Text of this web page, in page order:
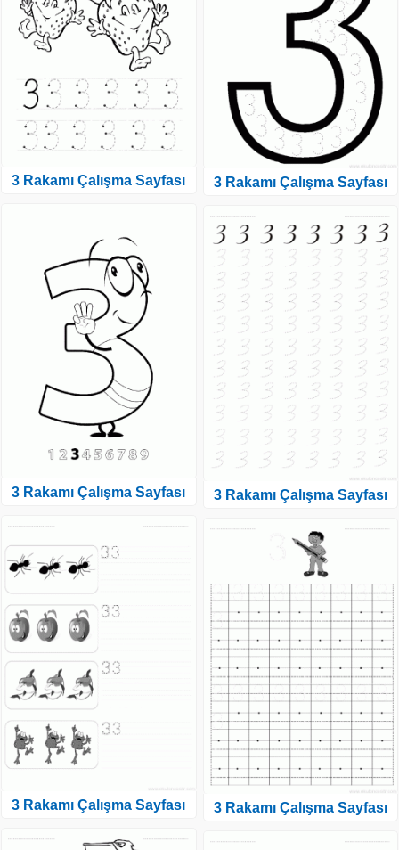
3 Rakamı Çalışma Sayfası
3 Rakamı Çalışma Sayfası
3 Rakamı Çalışma Sayfası
3 Rakamı Çalışma Sayfası
3 Rakamı Çalışma Sayfası
3 Rakamı Çalışma Sayfası